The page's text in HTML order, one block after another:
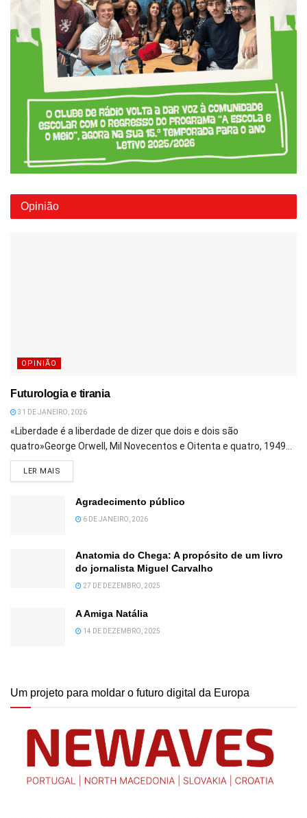
Opinião
OPINIÃO
Futurologia e tirania
31 DE JANEIRO, 2026
«Liberdade é a liberdade de dizer que dois e dois são
quatro»George Orwell, Mil Novecentos e Oitenta e quatro, 1949...
LER MAIS
Agradecimento público
6 DE JANEIRO, 2026
Anatomia do Chega: A propósito de um livro
do jornalista Miguel Carvalho
27 DE DEZEMBRO, 2025
A Amiga Natália
14 DE DEZEMBRO, 2025
Um projeto para moldar o futuro digital da Europa